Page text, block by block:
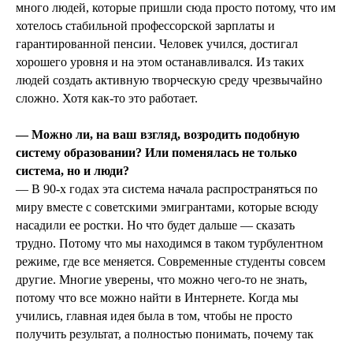
много людей, которые пришли сюда просто потому, что им
хотелось стабильной профессорской зарплаты и
гарантированной пенсии. Человек учился, достигал
хорошего уровня и на этом останавливался. Из таких
людей создать активную творческую среду чрезвычайно
сложно. Хотя как-то это работает.
— Можно ли, на ваш взгляд, возродить подобную
систему образовании? Или поменялась не только
система, но и люди?
— В 90-х годах эта система начала распространяться по
миру вместе с советскими эмигрантами, которые всюду
насадили ее ростки. Но что будет дальше — сказать
трудно. Потому что мы находимся в таком турбулентном
режиме, где все меняется. Современные студенты совсем
другие. Многие уверены, что можно чего-то не знать,
потому что все можно найти в Интернете. Когда мы
учились, главная идея была в том, чтобы не просто
получить результат, а полностью понимать, почему так